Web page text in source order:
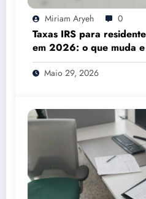
Miriam Aryeh 0
Taxas IRS para
em 2026: o que muda
das Finanças pode
Maio 29, 2026